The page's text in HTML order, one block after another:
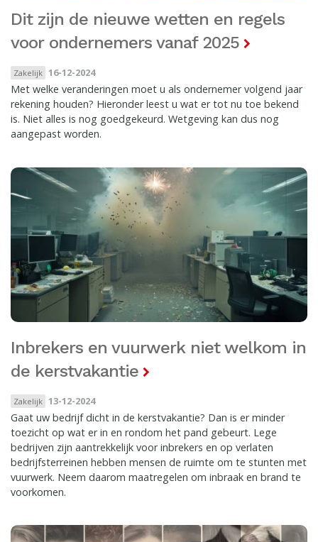
Dit zijn de nieuwe wetten en regels
voor ondernemers vanaf 2025
Zakelijk 16-12-2024
Met welke veranderingen moet u als ondernemer volgend jaar
rekening houden? Hieronder leest u wat er tot nu toe bekend
is. Niet alles is nog goedgekeurd. Wetgeving kan dus nog
aangepast worden.
Inbrekers en vuurwerk niet welkom in
de kerstvakantie
Zakelijk 13-12-2024
Gaat uw bedrijf dicht in de kerstvakantie? Dan is er minder
toezicht op wat er in en rondom het pand gebeurt. Lege
bedrijven zijn aantrekkelijk voor inbrekers en op verlaten
bedrijfsterreinen hebben mensen de ruimte om te stunten met
vuurwerk. Neem daarom maatregelen om inbraak en brand te
voorkomen.